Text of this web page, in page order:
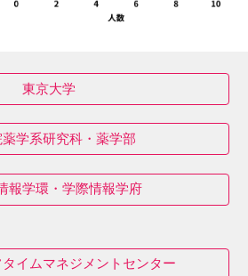
東京大学
学系研究科・薬学部
報学環・学際情報学府
イムマネジメントセンター